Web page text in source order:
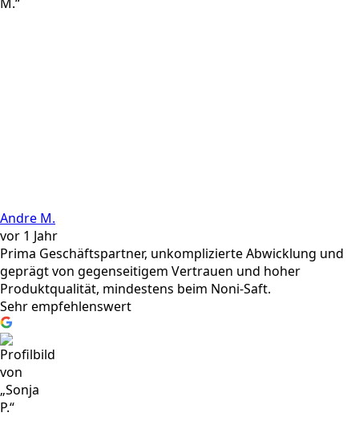
Andre M.
vor 1 Jahr
Prima Geschäftspartner, unkomplizierte Abwicklung und
geprägt von gegenseitigem Vertrauen und hoher
Produktqualität, mindestens beim Noni-Saft.
Sehr empfehlenswert